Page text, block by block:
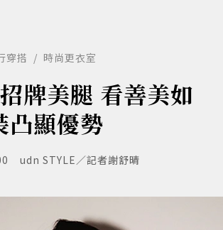
穿搭 時尚更衣室
牌美腿 看善美如
凸顯優勢
udn STYLE／記者謝舒晴